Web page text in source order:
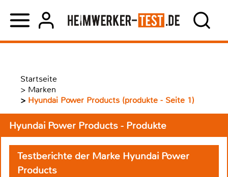
Startseite
> Marken
> Hyundai Power Products (produkte - Seite 1)
Hyundai Power Products - Produkte
Testberichte der Marke Hyundai Power
Products